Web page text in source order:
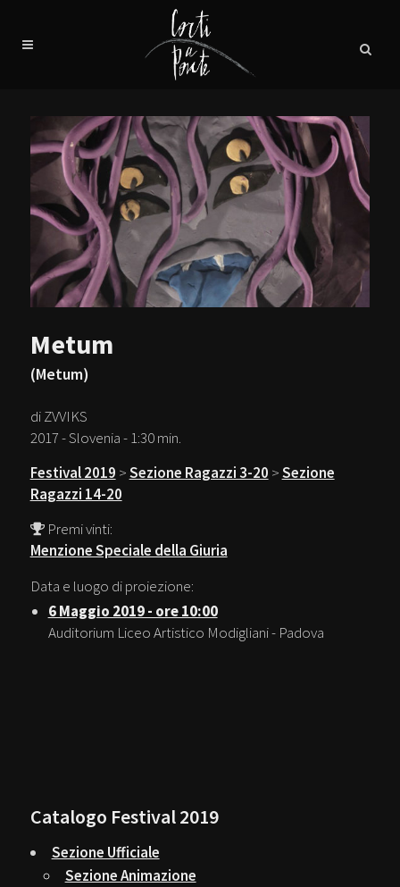
Metum
(Metum)
di ZVVIKS
2017 - Slovenia - 1:30 min.
Festival 2019 >Sezione Ragazzi 3-20 >Sezione
Ragazzi 14-20
Premi vinti:
Menzione Speciale della Giuria
Data e luogo di proiezione:
6 Maggio 2019 - ore 10:00
Auditorium Liceo Artistico Modigliani - Padova
Catalogo Festival 2019
Sezione Ufficiale
Sezione Animazione